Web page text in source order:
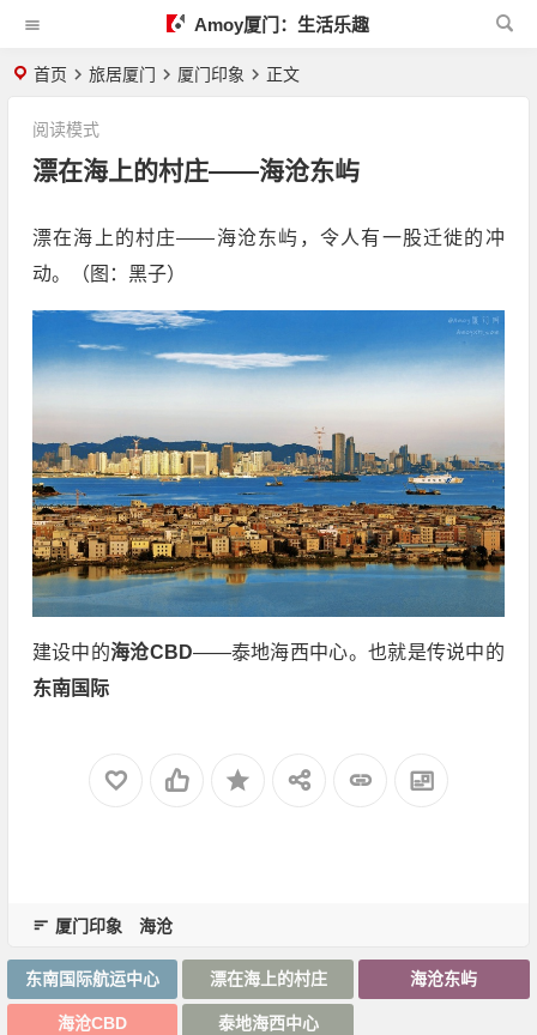
Amoy厦门：生活乐趣
首页 旅居厦门 厦门印象 正文
漂在海上的村庄——海沧东屿
阅读模式
漂在海上的村庄——海沧东屿，令人有一股迁徙的冲
动。（图：黑子）
建设中的海沧CBD——泰地海西中心。也就是传说中的
东南国际
厦门印象 海沧
东南国际航运中心 漂在海上的村庄 海沧东屿
海沧CBD 泰地海西中心